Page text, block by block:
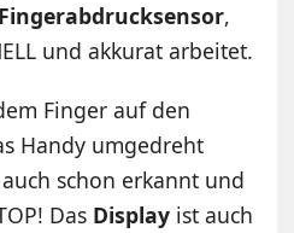
Fingerabdrucksensor,
und akkurat arbeitet.
Finger auf den
Handy umgedreht
schon erkannt und
Das Display ist auch